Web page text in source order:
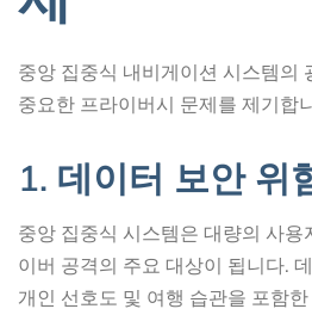
중앙 집중식 내비게이션 시스템의
중요한 프라이버시 문제를 제기합
1. 데이터 보안 위
중앙 집중식 시스템은 대량의 사
이버 공격의 주요 대상이 됩니다.
개인 선호도 및 여행 습관을 포함